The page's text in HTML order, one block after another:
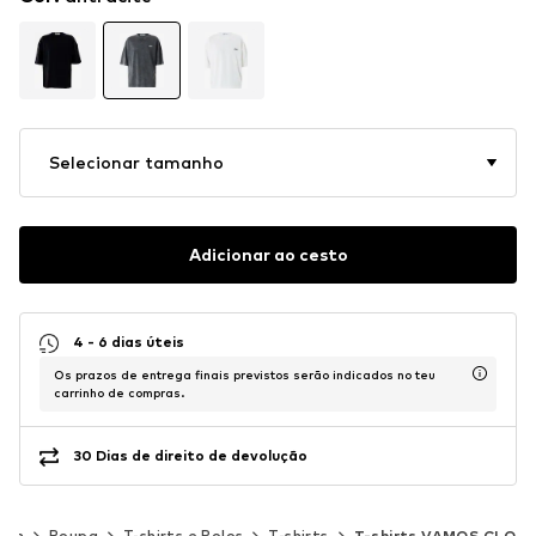
Selecionar tamanho
Adicionar ao cesto
4 - 6 dias úteis
Os prazos de entrega finais previstos serão indicados no teu
carrinho de compras.
30 Dias de direito de devolução